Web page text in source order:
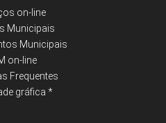
on-line
Municipais
Municipais
on-line
Frequentes
gráfica *